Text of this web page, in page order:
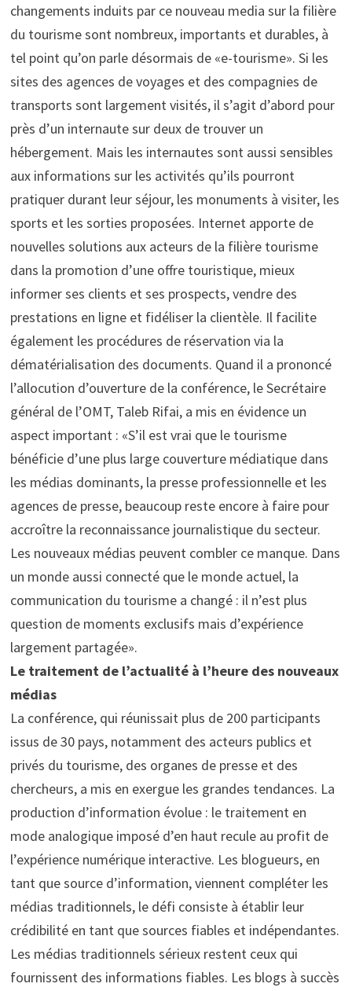
changements induits par ce nouveau media sur la filière
du tourisme sont nombreux, importants et durables, à
tel point qu’on parle désormais de «e-tourisme». Si les
sites des agences de voyages et des compagnies de
transports sont largement visités, il s’agit d’abord pour
près d’un internaute sur deux de trouver un
hébergement. Mais les internautes sont aussi sensibles
aux informations sur les activités qu’ils pourront
pratiquer durant leur séjour, les monuments à visiter, les
sports et les sorties proposées. Internet apporte de
nouvelles solutions aux acteurs de la filière tourisme
dans la promotion d’une offre touristique, mieux
informer ses clients et ses prospects, vendre des
prestations en ligne et fidéliser la clientèle. Il facilite
également les procédures de réservation via la
dématérialisation des documents. Quand il a prononcé
l’allocution d’ouverture de la conférence, le Secrétaire
général de l’OMT, Taleb Rifai, a mis en évidence un
aspect important : «S’il est vrai que le tourisme
bénéficie d’une plus large couverture médiatique dans
les médias dominants, la presse professionnelle et les
agences de presse, beaucoup reste encore à faire pour
accroître la reconnaissance journalistique du secteur.
Les nouveaux médias peuvent combler ce manque. Dans
un monde aussi connecté que le monde actuel, la
communication du tourisme a changé : il n’est plus
question de moments exclusifs mais d’expérience
largement partagée».
Le traitement de l’actualité à l’heure des nouveaux
médias
La conférence, qui réunissait plus de 200 participants
issus de 30 pays, notamment des acteurs publics et
privés du tourisme, des organes de presse et des
chercheurs, a mis en exergue les grandes tendances. La
production d’information évolue : le traitement en
mode analogique imposé d’en haut recule au profit de
l’expérience numérique interactive. Les blogueurs, en
tant que source d’information, viennent compléter les
médias traditionnels, le défi consiste à établir leur
crédibilité en tant que sources fiables et indépendantes.
Les médias traditionnels sérieux restent ceux qui
fournissent des informations fiables. Les blogs à succès